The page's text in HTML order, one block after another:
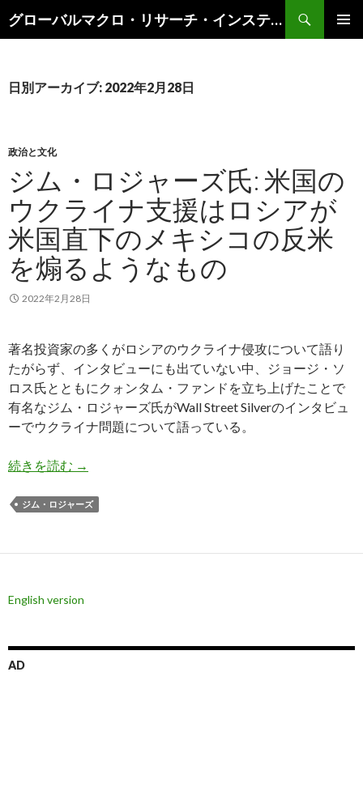
グローバルマクロ・リサーチ・インスティテュート
索
ン
キ
プ
日別アーカイブ: 2022年2月28日
政治と文化
ジム・ロジャーズ氏: 米国の
ウクライナ支援はロシアが
米国直下のメキシコの反米
を煽るようなもの
2022年2月28日
著名投資家の多くがロシアのウクライナ侵攻について語り
たがらず、インタビューにも出ていない中、ジョージ・ソ
ロス氏とともにクォンタム・ファンドを立ち上げたことで
有名なジム・ロジャーズ氏がWall Street Silverのインタビュ
ーでウクライナ問題について語っている。
続きを読む ジム・ロジャーズ氏: 米国のウクライナ支援は
→
ジム・ロジャーズ
English version
AD